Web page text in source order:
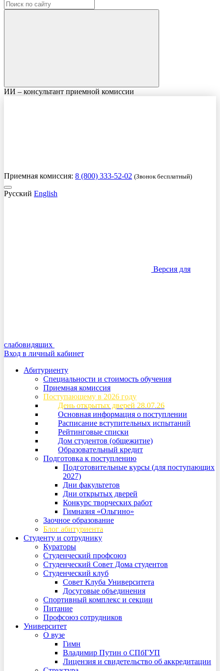
ИИ – консультант приемной комиссии
Приемная комиссия: 8 (800) 333-52-02 (Звонок бесплатный)
Русский English
Версия для
слабовидящих
Вход в личный кабинет
Абитуриенту
Специальности и стоимость обучения
Приемная комиссия
Поступающему в 2026 году
День открытых дверей 28.07.26
Основная информация о поступлении
Расписание вступительных испытаний
Рейтинговые списки
Дом студентов (общежитие)
Образовательный кредит
Подготовка к поступлению
Подготовительные курсы (для поступающих
2027)
Дни факультетов
Дни открытых дверей
Конкурс творческих работ
Гимназия «Ольгино»
Заочное образование
Блог абитуриента
Студенту и сотруднику
Кураторы
Студенческий профсоюз
Студенческий Совет Дома студентов
Студенческий клуб
Совет Клуба Университета
Досуговые объединения
Спортивный комплекс и секции
Питание
Профсоюз сотрудников
Университет
О вузе
Гимн
Владимир Путин о СПбГУП
Лицензия и свидетельство об аккредитации